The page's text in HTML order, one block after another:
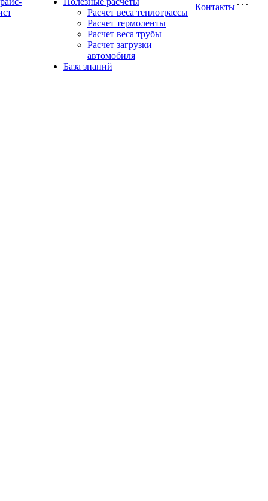
Расчет веса теплотрассы
Расчет термоленты
Расчет веса трубы
Расчет загрузки
автомобиля
База знаний
Контакты